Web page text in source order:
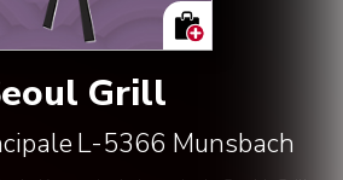
Grill
L-5366 Munsbach